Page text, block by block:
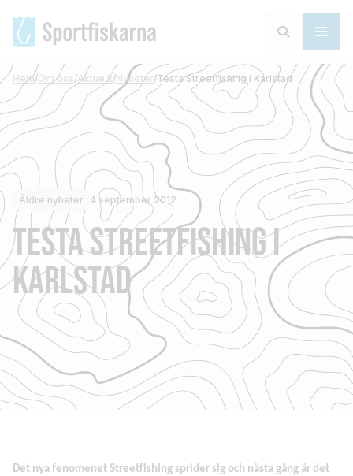
Hem/Om oss/Aktuellt/Nyheter/Testa Streetfishing i Karlstad
Äldre nyheter 4 september 2012
TESTA STREETFISHING I
KARLSTAD
Det nya fenomenet Streetfishing sprider sig och nästa gång är det